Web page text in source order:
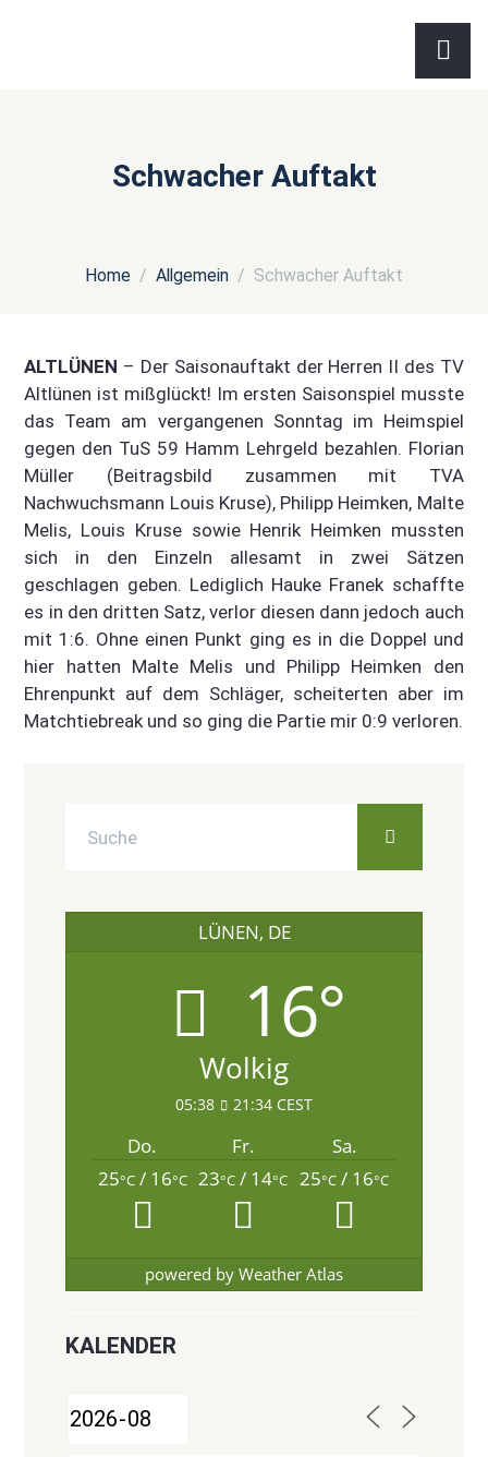
Schwacher Auftakt
Home Allgemein Schwacher Auftakt
ALTLÜNEN – Der Saisonauftakt der Herren II des TV
Altlünen ist mißglückt! Im ersten Saisonspiel musste
das Team am vergangenen Sonntag im Heimspiel
gegen den TuS 59 Hamm Lehrgeld bezahlen. Florian
Müller (Beitragsbild zusammen mit TVA
Nachwuchsmann Louis Kruse), Philipp Heimken, Malte
Melis, Louis Kruse sowie Henrik Heimken mussten
sich in den Einzeln allesamt in zwei Sätzen
geschlagen geben. Lediglich Hauke Franek schaffte
es in den dritten Satz, verlor diesen dann jedoch auch
mit 1:6. Ohne einen Punkt ging es in die Doppel und
hier hatten Malte Melis und Philipp Heimken den
Ehrenpunkt auf dem Schläger, scheiterten aber im
Matchtiebreak und so ging die Partie mir 0:9 verloren.
LÜNEN, DE
16°
Wolkig
05:38 21:34 CEST
Do. Fr.
Sa.
25°C/ 16°C 23°C / 14°C 25°C / 16°C
powered by Weather Atlas
KALENDER